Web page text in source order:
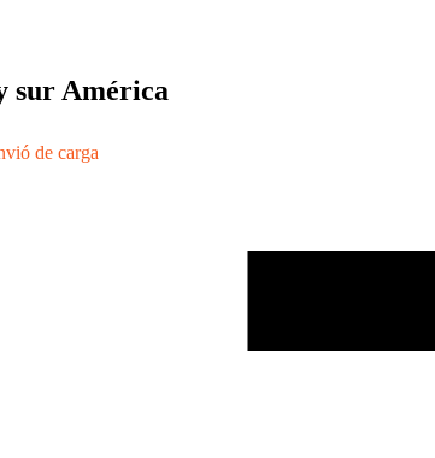
sur América
de carga